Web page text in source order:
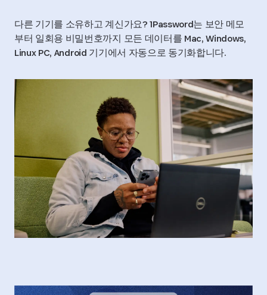
다른 기기를 소유하고 계신가요? 1Password는 보안 메모
부터 일회용 비밀번호까지 모든 데이터를 Mac, Windows,
Linux PC, Android 기기에서 자동으로 동기화합니다.